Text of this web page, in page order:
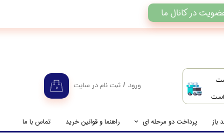
است
۰ ورود / ثبت نام در سایت
تغییر گذر واژه باز پرداخت دو مرحله ای راهنما و قوانین خرید تماس با ما
در کانال ما